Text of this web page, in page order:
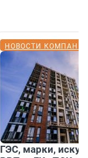
НОВОСТИ
ГЭС, марки,